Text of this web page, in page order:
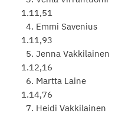
1.11,51
4. Emmi
1.11,93
5. Jenna
1.12,16
6. Martta
1.14,76
7. Heidi